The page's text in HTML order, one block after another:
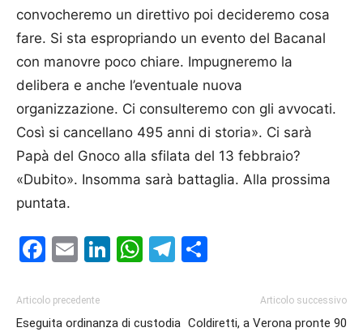
convocheremo un direttivo poi decideremo cosa
fare. Si sta espropriando un evento del Bacanal
con manovre poco chiare. Impugneremo la
delibera e anche l’eventuale nuova
organizzazione. Ci consulteremo con gli avvocati.
Così si cancellano 495 anni di storia». Ci sarà
Papà del Gnoco alla sfilata del 13 febbraio?
«Dubito». Insomma sarà battaglia. Alla prossima
puntata.
Facebook
EmailLinkedIn
WhatsApp
Telegram
Articolo precedente
Eseguita ordinanza di custodia
Articolo successivo
Coldiretti, a Verona pronte 90